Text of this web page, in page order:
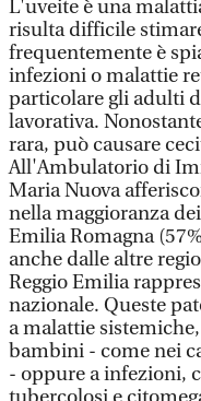
L'uveite è una
risulta difficile
frequentemente è
infezioni o malattie
particolare gli adulti
lavorativa.
rara, può causare
All'Ambulatorio di
Maria Nuova
nella maggioranza
Emilia Romagna
anche dalle altre
Reggio Emilia
nazionale. Queste
a malattie
bambini - come nei
- oppure a infezioni,